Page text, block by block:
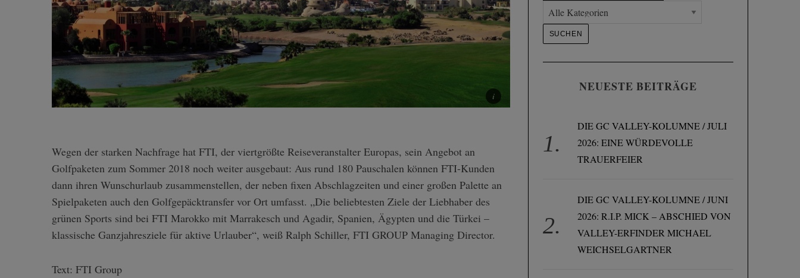
Wegen der starken Nachfrage hat FTI, der viertgrößte Reiseveranstalter Europas, sein Angebot an
Golfpaketen zum Sommer 2018 noch weiter ausgebaut: Aus rund 180 Pauschalen können FTI-Kunden
dann ihren Wunschurlaub zusammenstellen, der neben fixen Abschlagzeiten und einer großen Palette an
Spielpaketen auch den Golfgepäcktransfer vor Ort umfasst. „Die beliebtesten Ziele der Liebhaber des
grünen Sports sind bei FTI Marokko mit Marrakesch und Agadir, Spanien, Ägypten und die Türkei –
klassische Ganzjahresziele für aktive Urlauber“, weiß Ralph Schiller, FTI GROUP Managing Director.
Text: FTI Group
NEUESTE BEITRÄGE
DIE GC VALLEY-KOLUMNE / JULI
2026: EINE WÜRDEVOLLE
TRAUERFEIER
DIE GC VALLEY-KOLUMNE / JUNI
2026: R.I.P. MICK – ABSCHIED VON
VALLEY-ERFINDER MICHAEL
WEICHSELGARTNER